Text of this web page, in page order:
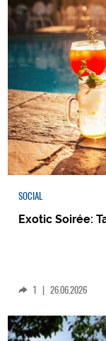
SOCIAL
Exotic Soirée:
1 | 26.06.2026